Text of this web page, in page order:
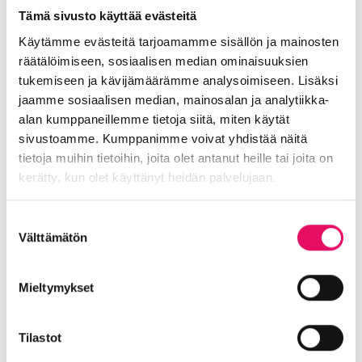
Tämä sivusto käyttää evästeitä
Käytämme evästeitä tarjoamamme sisällön ja mainosten
räätälöimiseen, sosiaalisen median ominaisuuksien
tukemiseen ja kävijämäärämme analysoimiseen. Lisäksi
jaamme sosiaalisen median, mainosalan ja analytiikka-
alan kumppaneillemme tietoja siitä, miten käytät
sivustoamme. Kumppanimme voivat yhdistää näitä
tietoja muihin tietoihin, joita olet antanut heille tai joita on
kerätty, kun olet käyttänyt heidän palvelujaan.
valinta
Välttämätön
Mieltymykset
Tilastot
€ ilmoittamatta perutuista ilmoittautumisista.
Jaa artikkeli
somessa
Siirry Uutiset-sivulle
Uutiskategoriat
Blogi Digitalisaatio
Ekosysteemi
Into työpaikkana
Kansainvälistyminen
Tallenteet
Yrittäjätarinat